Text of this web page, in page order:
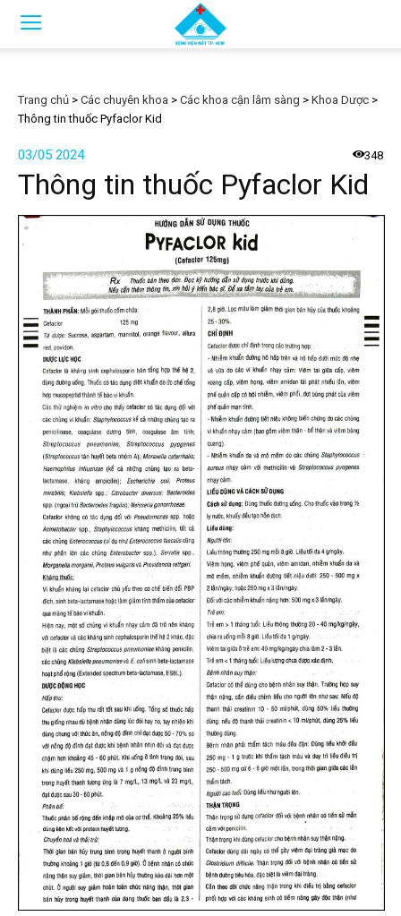
Trang chủ > Các chuyên khoa > Các khoa cận lâm sàng > Khoa Dược >
Thông tin thuốc Pyfaclor Kid
03/05 2024 348
Thông tin thuốc Pyfaclor Kid